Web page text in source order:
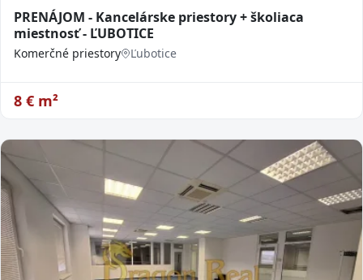
PRENÁJOM - Kancelárske priestory + školiaca
miestnosť - ĽUBOTICE
Komerčné priestory Ľubotice
8 € m²